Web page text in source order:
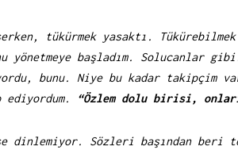
tükürmek yasaktı.
yönetmeye başladım. Solucanlar
bunu. Niye bu kadar takipçim
“Özlem dolu birisi,
dinlemiyor. Sözleri başından beri